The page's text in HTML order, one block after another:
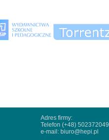
Adres firmy:
Telefon (+48) 502372049
e-mail: biuro@hepi.pl